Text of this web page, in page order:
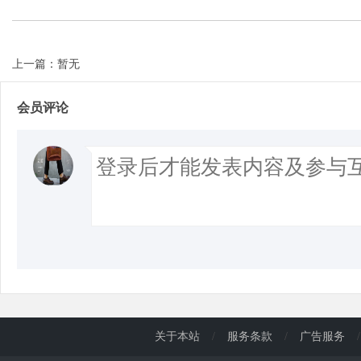
上一篇：暂无
会员评论
关于本站 / 服务条款 / 广告服务 /